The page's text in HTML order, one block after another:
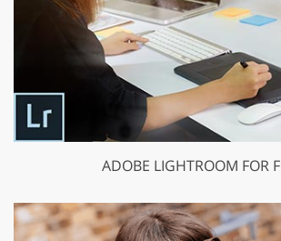
ADOBE LIGHTROOM FOR